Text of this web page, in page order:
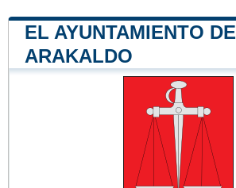
EL AYUNTAMIENTO DE
ARAKALDO